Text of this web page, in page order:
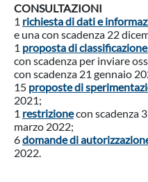
CONSULTAZIONI
1 richiesta di dati e
e una con scadenza 22
1 proposta di
con scadenza per inviare
con scadenza 21 gennaio
15 proposte di
2021;
1 restrizionecon scadenza
marzo 2022;
6domande di
2022.